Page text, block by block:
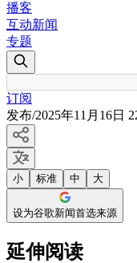
播客
互动新闻
专题
订阅
发布/2025年11月16日
小 标准 中 大
设为谷歌新闻首选来源
延伸阅读